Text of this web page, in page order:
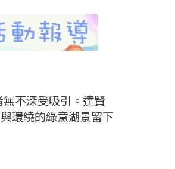
不深受吸引。達賢
環繞的綠意湖景留下